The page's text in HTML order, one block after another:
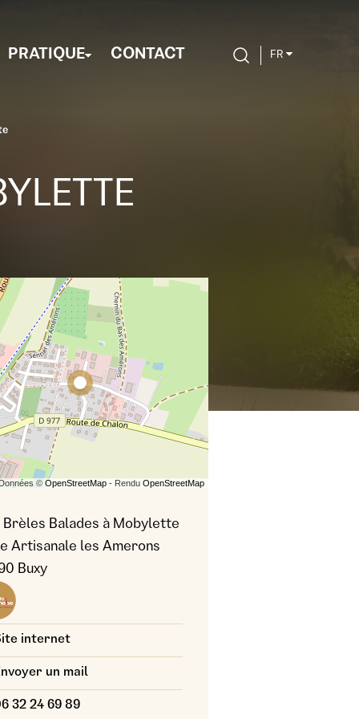
PRATIQUE CONTACT FR
photo : Les Brèles Balades
© OpenStreetMap - Rendu OpenStreetMap
Brèles Balades à Mobylette
Artisanale les Amerons
Buxy
internet
un mail
32 24 69 89